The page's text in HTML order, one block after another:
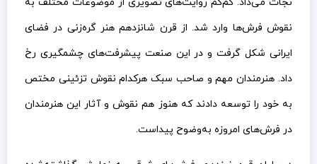
نجات می‌داد. کم‌کم روایت‌های تصویری از موضوعات مختلف به
نقوش فرش‌ها وارد شد. از قرن شانزدهم هنر گره‌زنی در فضای
ایرانی شکل گرفت و در این صنعت پیشرفت‌های چشمگیری رخ
داد. هنرمندان مهم و صاحب سبک هرکدام نقوش تزئینی مختص
به خود را توسعه دادند که هنوز هم نقوش و آثار این هنرمندان
در فرش‌های امروزه به‌وضوح پیداست.